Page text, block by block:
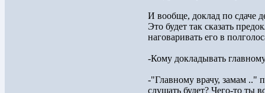
И вообще, доклад по сдаче
Это будет так сказать
наговаривать его в
-Кому докладывать
-"Главному врачу, замам .."
слушать будет? Чего-то ты